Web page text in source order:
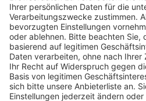
Trainerausbildung
Schulungsangebot
BFV-Geschäftsstellen
Trainerbörse
Login SpielPlus